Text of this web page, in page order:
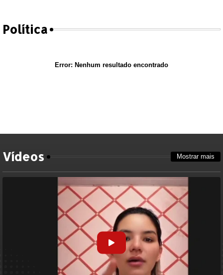
Política
Error: Nenhum resultado encontrado
Vídeos Mostrar mais